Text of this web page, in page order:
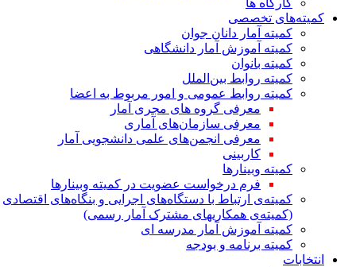
کارگاه ها
کمیته‌های تخصصی
کمیته آمار دانان جوان
کمیته آموزش آمار دانشگاهی
کمیته بانوان
کمیته روابط بین‌الملل
کمیته روابط عمومی و امور مربوط به اعضا
معرفی گروه های مجری آمار
معرفی سازمان‌های آماری
معرفی انجمن‌های علمی دانشجویی آمار
کاربینی
کمیته وبینارها
فرم درخواست عضویت در کمیته وبینارها
کمیته‌ی ارتباط با دستگاه‌های اجرایی و بنگاه‌های اقتصادی
(کمیته‌ی همکاریهای مشترک آمار رسمی)
کمیته آموزش آمار مدرسه ای
کمیته برنامه و بودجه
انتخابات